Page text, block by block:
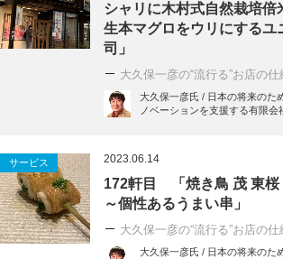
シャリに木村式自然栽培倍
生本マグロをウリにするユ
司」
大久保一彦の“流行る”お店の仕
大久保一彦氏 / 日本の将来のた
ノベーションを支援する有限会
サービス 2023.06.14
172軒目 「焼き鳥 茂 東
～個性あるうまい串」
大久保一彦の“流行る”お店の仕
大久保一彦氏 / 日本の将来のた